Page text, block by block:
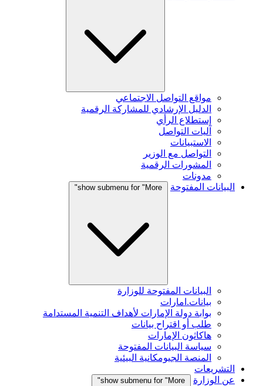
مواقع التواصل الاجتماعي
الدليل الإرشادي للمشاركة الرقمية
إستطلاع الرأي
آليات التواصل
الاستبيانات
التواصل مع الوزير
المشورات الرقمية
مدونات
البيانات المفتوحة
show submenu for "More"
البيانات المفتوحة للوزارة
بيانات.امارات
بوابة دولة الإمارات لأهداف التنمية المستدامة
طلب أو اقتراح بيانات
هاكاثون الإمارات
سياسة البيانات المفتوحة
المنصة الجيومكانية البيئية
التشريعات
عن الوزارة
show submenu for "More"